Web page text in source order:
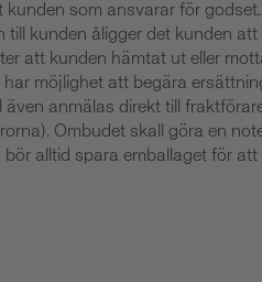
kunden som ansvarar för
till kunden åligger det kunden
att kunden hämtat ut eller
möjlighet att begära
även anmälas direkt till
Ombudet skall göra en
alltid spara emballaget för